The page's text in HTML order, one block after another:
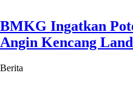
BMKG Ingatkan
Angin Kencang
Berita